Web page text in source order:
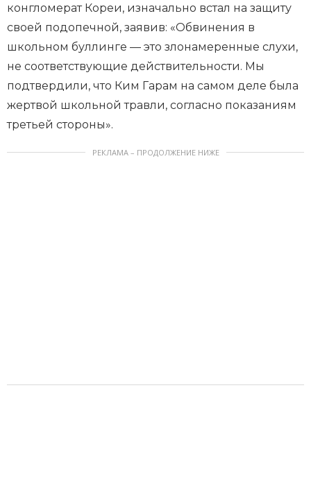
конгломерат Кореи, изначально встал на защиту
своей подопечной, заявив: «Обвинения в
школьном буллинге — это злонамеренные слухи,
не соответствующие действительности. Мы
подтвердили, что Ким Гарам на самом деле была
жертвой школьной травли, согласно показаниям
третьей стороны».
РЕКЛАМА – ПРОДОЛЖЕНИЕ НИЖЕ